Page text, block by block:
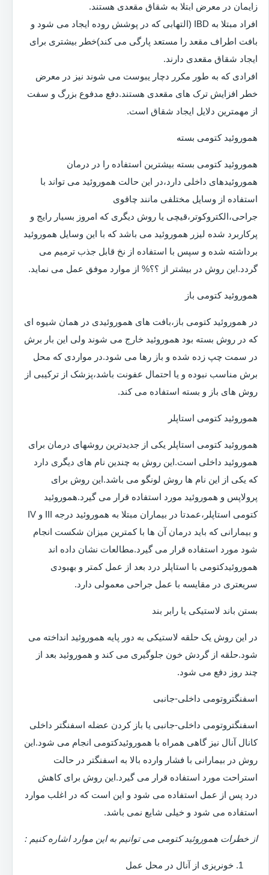
زایمان در معرض ابتلا به شقاق مقعدی هستند.
افراد مبتلا به IBD (التهابی که در پوشش روده ایجاد می شود و
بافت اطراف مقعد را مستعد پارگی می کند)خطر بیشتری برای
ایجاد شقاق مقعدی دارند.
افرادی که به طور مکرر دچار یبوست می شوند نیز در معرض
خطر افزایش ترک های مقعدی هستند.دفع مدفوع بزرگ و سفت
از مهمترین دلایل ایجاد شقاق است.
هموروئید کتومی بسته
هموروئید کتومی بسته بیشترین استفاده را در درمان
هموروئیدهای داخلی دارد،در این حالت هموروئید می تواند با
استفاده از وسایل مختلفی مانند چاقوی
جراحی،الکتروکوتر،قیچی یا روش دیگری که امروز بسیار رایج و
پرکاربرد شده لیزر هموروئید می باشد که با این وسایل هموروئید
برداشته شده و سپس با استفاده از نخ قابل جذب ترمیم می
گردد.این روش در بیشتر از ؟؟% از موارد موفق عمل می نماید.
هموروئید کتومی باز
در هموروئید کتومی باز،بافت های هموروئیدی در همان شیوه ای
که در روش بسته بود هموروئید خارج می شوند ولی این بار برش
در سمت چپ زده شده و باز رها می شود.در مواردی که محل
برش مناسب نبوده و یا احتمال عفونت باشد،پزشک از ترکیبی از
روش های باز و بسته استفاده می کند.
هموروئید کتومی استاپلر
هموروئید کتومی استاپلر یکی از جدیدترین روشهای درمان برای
هموروئید داخلی است.این روش به چندین نام های دیگری دارد
که یکی از این نام ها روش لونگو می باشد.این روش برای
پرولاپس و هموروئید مورد استفاده قرار می گیرد.هموروئید
کتومی استاپلر،عمدتا در بیماران مبتلا به هموروئید درجه III و IV
و بیمارانی که باید درمان آن ها با کمترین میزان شکست انجام
شود مورد استفاده قرار می گیرد.مطالعات نشان داده اند
هموروئیدکتومی با استاپلر درد بعد از عمل کمتر و بهبودی
سریعتری در مقایسه با عمل جراحی معمولی دارد.
بستن باند لاستیکی یا رابر بند
در این روش یک حلقه لاستیکی به دور پایه هموروئید انداخته می
شود.حلقه از گردش خون جلوگیری می کند و هموروئید بعد از
چند روز دفع می شود.
اسفنگتروتومی داخلی-جانبی
اسفنگتروتومی داخلی-جانبی یا باز کردن عضله اسفنگتر داخلی
کانال آنال نیز گاهی همراه با هموروئیدکتومی انجام می شود.این
روش در بیمارانی با فشار وارده بالا به اسفنگتر در حالت
استراحت مورد استفاده قرار می گیرد.این روش برای کاهش
درد پس از عمل استفاده می شود و این است که در اغلب موارد
استفاده می شود و خیلی شایع نمی باشد.
از خطرات هموروئید کتومی می توانیم به این موارد اشاره کنیم :
خونریزی از آنال در محل عمل